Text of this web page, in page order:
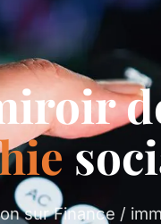
sur Finance /